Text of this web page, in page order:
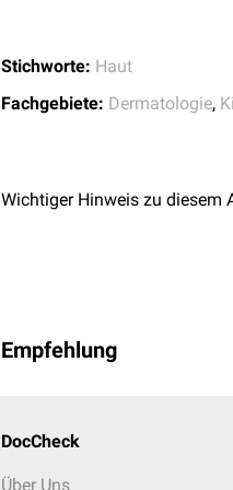
Stichworte: Haut
Fachgebiete: Dermatologie,
Wichtiger Hinweis zu diesem
Empfehlung
DocCheck
Über Uns